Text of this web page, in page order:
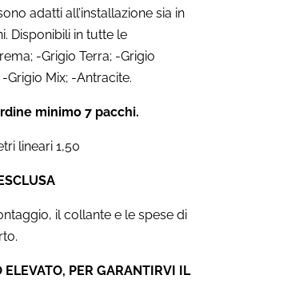
adatti all’installazione sia in
Disponibili in tutte le
-Grigio Terra; -Grigio
Grigio Mix; -Antracite.
minimo 7 pacchi.
lineari 1,50
il collante e le spese di
PER GARANTIRVI IL